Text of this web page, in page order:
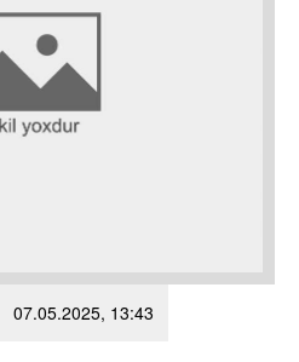
07.05.2025, 13:43